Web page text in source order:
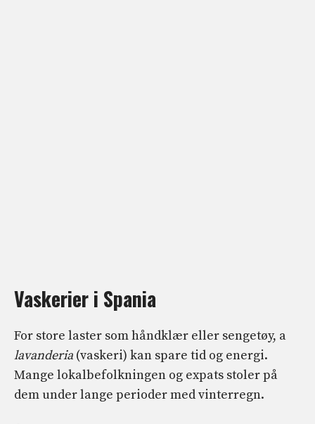
Vaskerier i Spania
For store laster som håndklær eller sengetøy, a
lavanderia (vaskeri) kan spare tid og energi.
Mange lokalbefolkningen og expats stoler på
dem under lange perioder med vinterregn.